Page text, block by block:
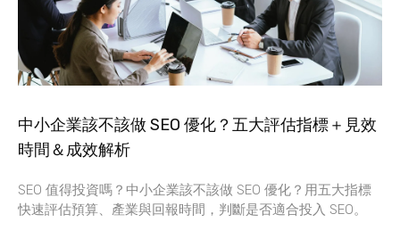
中小企業該不該做 SEO 優化？五大評估指標＋見效
時間＆成效解析
SEO 值得投資嗎？中小企業該不該做 SEO 優化？用五大指標
快速評估預算、產業與回報時間，判斷是否適合投入 SEO。